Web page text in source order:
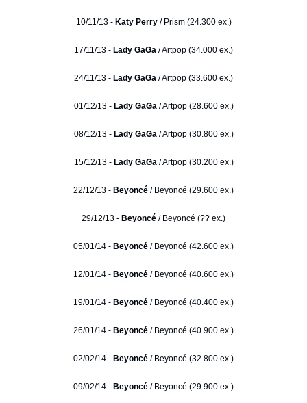
10/11/13 - Katy Perry/ Prism (24.300 ex.)
17/11/13 - Lady GaGa / Artpop (34.000 ex.)
24/11/13 - Lady GaGa / Artpop (33.600 ex.)
01/12/13 - Lady GaGa/ Artpop (28.600 ex.)
08/12/13 - Lady GaGa/ Artpop (30.800 ex.)
15/12/13 - Lady GaGa/ Artpop (30.200 ex.)
22/12/13 - Beyoncé / Beyoncé (29.600 ex.)
29/12/13 - Beyoncé / Beyoncé (?? ex.)
05/01/14 - Beyoncé / Beyoncé (42.600 ex.)
12/01/14 - Beyoncé / Beyoncé (40.600 ex.)
19/01/14 - Beyoncé / Beyoncé (40.400 ex.)
26/01/14 - Beyoncé / Beyoncé (40.900 ex.)
02/02/14 - Beyoncé / Beyoncé (32.800 ex.)
09/02/14 - Beyoncé / Beyoncé (29.900 ex.)